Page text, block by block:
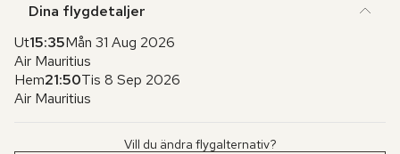
Dina flygdetaljer
Ut15:35Mån 31 Aug 2026
Air Mauritius
Hem21:50Tis 8 Sep 2026
Air Mauritius
Vill du ändra flygalternativ?